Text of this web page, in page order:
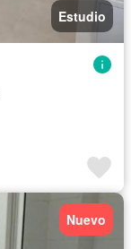
Estudio
Nuevo